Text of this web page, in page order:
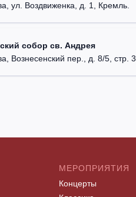
ул. Воздвиженка, д. 1, Кремль.
собор св. Андрея
Вознесенский пер., д. 8/5, стр. 3.
МЕРОПРИЯТИЯ
Концерты